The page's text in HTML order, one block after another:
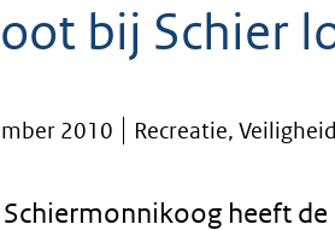
bij Schier
2010 Recreatie,
heeft